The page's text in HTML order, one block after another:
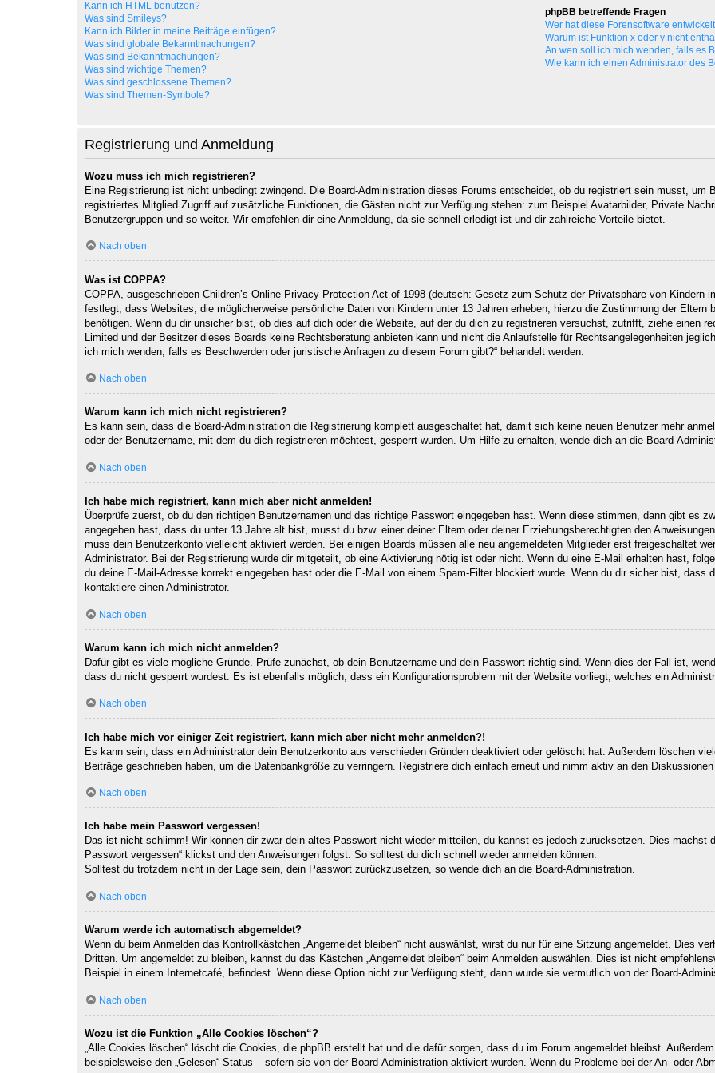
Kann ich HTML benutzen?
Was sind Smileys?
Kann ich Bilder in meine Beiträge einfügen?
Was sind globale Bekanntmachungen?
Was sind Bekanntmachungen?
Was sind wichtige Themen?
Was sind geschlossene Themen?
Was sind Themen-Symbole?
phpBB betreffende Fragen
Wer hat diese Forensoftware
Warum ist Funktion x oder y nicht
An wen soll ich mich wenden, falls es
Wie kann ich einen Administrator des
Registrierung und Anmeldung
Wozu muss ich mich registrieren?
Eine Registrierung ist nicht unbedingt zwingend. Die Board-Administration dieses Forums entscheidet, ob du registriert sein musst, um
registriertes Mitglied Zugriff auf zusätzliche Funktionen, die Gästen nicht zur Verfügung stehen: zum Beispiel Avatarbilder, Private
Benutzergruppen und so weiter. Wir empfehlen dir eine Anmeldung, da sie schnell erledigt ist und dir zahlreiche Vorteile bietet.
Nach oben
Was ist COPPA?
COPPA, ausgeschrieben Children’s Online Privacy Protection Act of 1998 (deutsch: Gesetz zum Schutz der Privatsphäre von Kindern
festlegt, dass Websites, die möglicherweise persönliche Daten von Kindern unter 13 Jahren erheben, hierzu die Zustimmung der Eltern
benötigen. Wenn du dir unsicher bist, ob dies auf dich oder die Website, auf der du dich zu registrieren versuchst, zutrifft, ziehe einen
Limited und der Besitzer dieses Boards keine Rechtsberatung anbieten kann und nicht die Anlaufstelle für Rechtsangelegenheiten
ich mich wenden, falls es Beschwerden oder juristische Anfragen zu diesem Forum gibt?“ behandelt werden.
Nach oben
Warum kann ich mich nicht registrieren?
Es kann sein, dass die Board-Administration die Registrierung komplett ausgeschaltet hat, damit sich keine neuen Benutzer mehr
oder der Benutzername, mit dem du dich registrieren möchtest, gesperrt wurden. Um Hilfe zu erhalten, wende dich an die Board-
Nach oben
Ich habe mich registriert, kann mich aber nicht anmelden!
Überprüfe zuerst, ob du den richtigen Benutzernamen und das richtige Passwort eingegeben hast. Wenn diese stimmen, dann gibt es
angegeben hast, dass du unter 13 Jahre alt bist, musst du bzw. einer deiner Eltern oder deiner Erziehungsberechtigten den
muss dein Benutzerkonto vielleicht aktiviert werden. Bei einigen Boards müssen alle neu angemeldeten Mitglieder erst freigeschaltet
Administrator. Bei der Registrierung wurde dir mitgeteilt, ob eine Aktivierung nötig ist oder nicht. Wenn du eine E-Mail erhalten hast,
du deine E-Mail-Adresse korrekt eingegeben hast oder die E-Mail von einem Spam-Filter blockiert wurde. Wenn du dir sicher bist, dass
kontaktiere einen Administrator.
Nach oben
Warum kann ich mich nicht anmelden?
Dafür gibt es viele mögliche Gründe. Prüfe zunächst, ob dein Benutzername und dein Passwort richtig sind. Wenn dies der Fall ist,
dass du nicht gesperrt wurdest. Es ist ebenfalls möglich, dass ein Konfigurationsproblem mit der Website vorliegt, welches ein
Nach oben
Ich habe mich vor einiger Zeit registriert, kann mich aber nicht mehr anmelden?!
Es kann sein, dass ein Administrator dein Benutzerkonto aus verschieden Gründen deaktiviert oder gelöscht hat. Außerdem löschen
Beiträge geschrieben haben, um die Datenbankgröße zu verringern. Registriere dich einfach erneut und nimm aktiv an den
Nach oben
Ich habe mein Passwort vergessen!
Das ist nicht schlimm! Wir können dir zwar dein altes Passwort nicht wieder mitteilen, du kannst es jedoch zurücksetzen. Dies machst
Passwort vergessen“ klickst und den Anweisungen folgst. So solltest du dich schnell wieder anmelden können.
Solltest du trotzdem nicht in der Lage sein, dein Passwort zurückzusetzen, so wende dich an die Board-Administration.
Nach oben
Warum werde ich automatisch abgemeldet?
Wenn du beim Anmelden das Kontrollkästchen „Angemeldet bleiben“ nicht auswählst, wirst du nur für eine Sitzung angemeldet. Dies
Dritten. Um angemeldet zu bleiben, kannst du das Kästchen „Angemeldet bleiben“ beim Anmelden auswählen. Dies ist nicht
Beispiel in einem Internetcafé, befindest. Wenn diese Option nicht zur Verfügung steht, dann wurde sie vermutlich von der Board-
Nach oben
Wozu ist die Funktion „Alle Cookies löschen“?
„Alle Cookies löschen“ löscht die Cookies, die phpBB erstellt hat und die dafür sorgen, dass du im Forum angemeldet bleibst.
beispielsweise den „Gelesen“-Status – sofern sie von der Board-Administration aktiviert wurden. Wenn du Probleme bei der An- oder